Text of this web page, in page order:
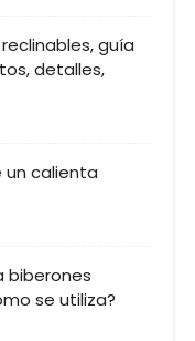
guía
detalles,
un calienta
biberones
se utiliza?